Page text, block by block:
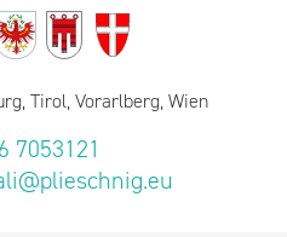
Tirol, Vorarlberg, Wien
7053121